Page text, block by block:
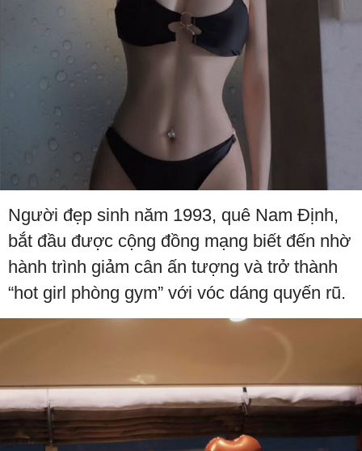
Người đẹp sinh năm 1993, quê Nam Định,
bắt đầu được cộng đồng mạng biết đến nhờ
hành trình giảm cân ấn tượng và trở thành
“hot girl phòng gym” với vóc dáng quyến rũ.